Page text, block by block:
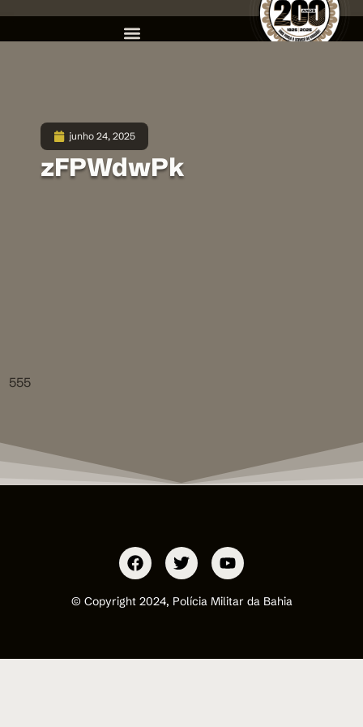
junho 24, 2025
zFPWdwPk
555
© Copyright 2024, Polícia Militar da Bahia